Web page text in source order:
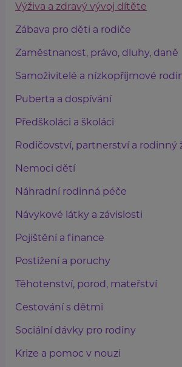
Výživa a zdravý vývoj dítěte
Zábava pro děti a rodiče
Zaměstnanost, právo, dluhy, daně
Samoživitelé a nízkopříjmové
Puberta a dospívání
Předškoláci a školáci
Rodičovství, partnerství a rodinný
Nemoci dětí
Náhradní rodinná péče
Návykové látky a závislosti
Pojištění a finance
Postižení a poruchy
Těhotenství, porod, mateřství
Cestování s dětmi
Sociální dávky pro rodiny
Krize a pomoc v nouzi